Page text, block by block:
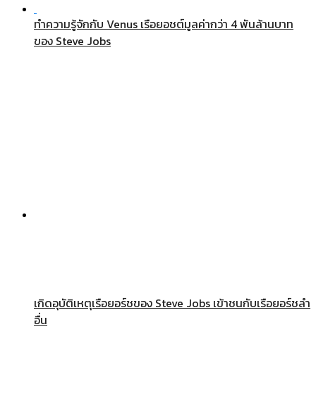
ทำความรู้จักกับ Venus เรือยอชต์มูลค่ากว่า 4 พันล้านบาท
ของ Steve Jobs
เกิดอุบัติเหตุเรือยอร์ชของ Steve Jobs เข้าชนกับเรือยอร์ชลำ
อื่น